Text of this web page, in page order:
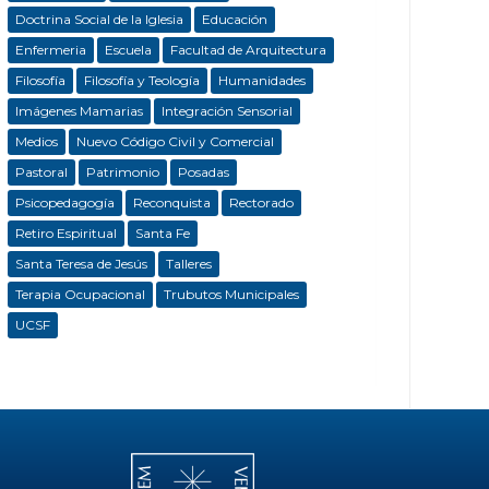
Doctrina Social de la Iglesia
Educación
Enfermeria
Escuela
Facultad de Arquitectura
Filosofía
Filosofía y Teología
Humanidades
Imágenes Mamarias
Integración Sensorial
Medios
Nuevo Código Civil y Comercial
Pastoral
Patrimonio
Posadas
Psicopedagogía
Reconquista
Rectorado
Retiro Espiritual
Santa Fe
Santa Teresa de Jesús
Talleres
Terapia Ocupacional
Trubutos Municipales
UCSF